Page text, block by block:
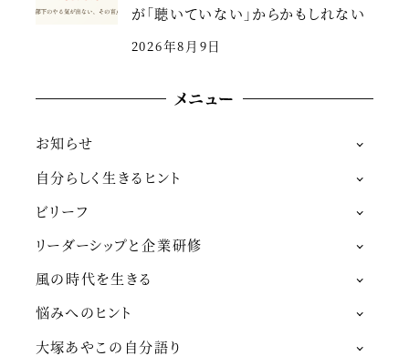
が「聴いていない」からかもしれない
2026年8月9日
メニュー
お知らせ
自分らしく生きるヒント
ビリーフ
リーダーシップと企業研修
風の時代を生きる
悩みへのヒント
大塚あやこの自分語り